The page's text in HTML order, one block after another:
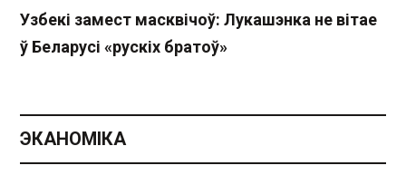
Узбекі замест масквічоў: Лукашэнка не вітае
ў Беларусі «рускіх братоў»
ЭКАНОМІКА